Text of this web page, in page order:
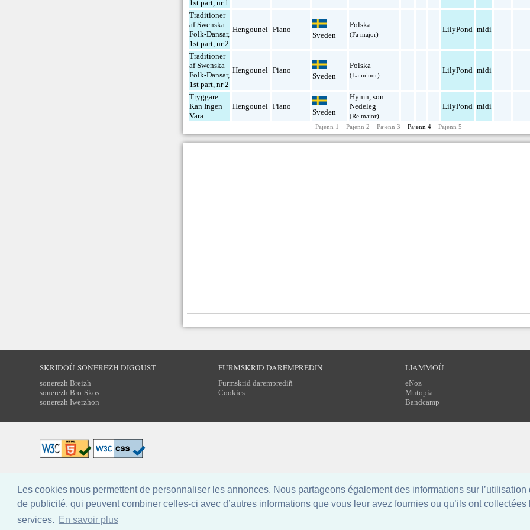
Les cookies nous permettent de personnaliser les annonces. Nous partageons également des informations sur
de publicité, qui peuvent combiner celles-ci avec d’autres informations que vous leur avez fournies ou qu’ils ont
services.
En savoir plus
1st part, nr 1
Traditioner
af Swenska
Folk-Dansar,
1st part, nr 2
Hengounel Piano
Sveden
Polska
(Fa major)
LilyPond midi
Traditioner
af Swenska
Folk-Dansar,
1st part, nr 2
Hengounel Piano
Sveden
Polska
(La minor)
LilyPond midi
Tryggare
Kan Ingen
Vara
Hengounel Piano
Sveden
Hymn ,son
Nedeleg
(Re major)
LilyPond midi
Pajenn 1 −Pajenn 2 −Pajenn 3 − Pajenn 4 −Pajenn 5
SKRIDOÙ-SONEREZH DIGOUST
sonerezh Breizh
sonerezh Bro-Skos
sonerezh Iwerzhon
FURMSKRID DAREMPREDIÑ
Furmskrid daremprediñ
Cookies
LIAMMOÙ
eNoz
Mutopia
Bandcamp